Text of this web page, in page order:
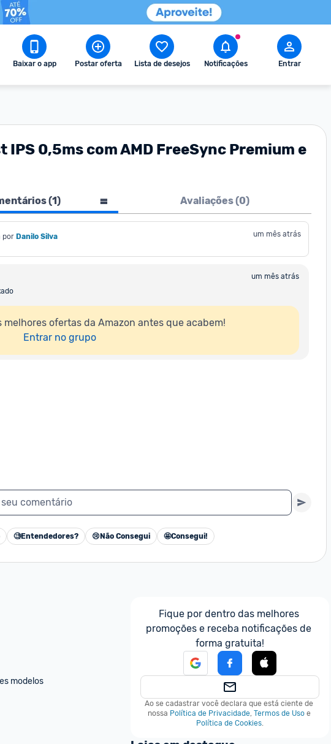
Baixar o app Postar oferta Lista de desejos Notificações Entrar
0,5ms com AMD FreeSync Premium e
(1) Avaliações (0)
por Danilo Silva um mês atrás
um mês atrás
melhores ofertas da Amazon antes que acabem!
Entrar no grupo
seu comentário
🧐Entendedores? 😢 Não Consegui 🤩Consegui!
modelos
Fique por dentro das melhores
promoções e receba notificações de
forma gratuita!
Ao se cadastrar você declara que está ciente de
nossa Política de Privacidade, Termos de Uso e
Política de Cookies.